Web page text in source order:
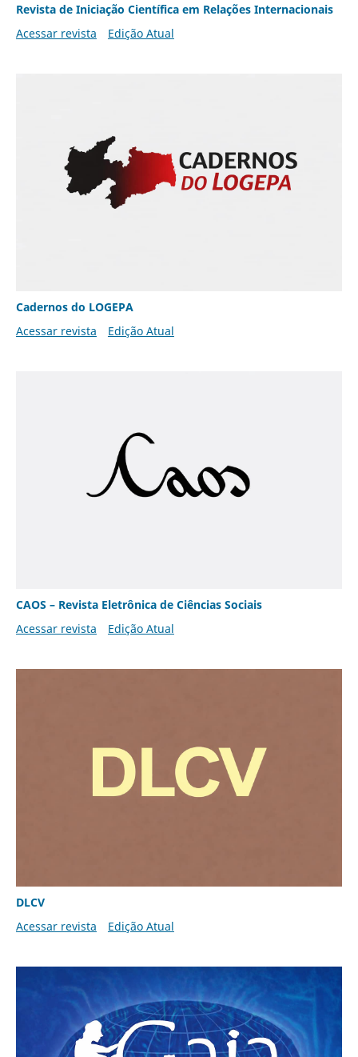
Revista de Iniciação Científica em Relações Internacionais
Acessar revista
Edição Atual
Cadernos do LOGEPA
Acessar revista
Edição Atual
CAOS – Revista Eletrônica de Ciências Sociais
Acessar revista
Edição Atual
DLCV
Acessar revista
Edição Atual